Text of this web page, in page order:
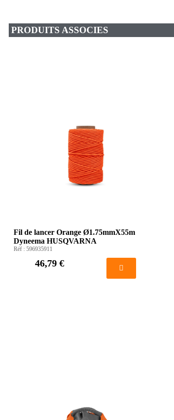
PRODUITS ASSOCIES
Fil de lancer Orange Ø1.75mmX55m
Dyneema HUSQVARNA
Réf : 596935911
46,79 €